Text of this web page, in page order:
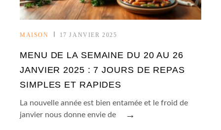
MAISON 17 JANVIER 2025
MENU DE LA SEMAINE DU 20 AU 26
JANVIER 2025 : 7 JOURS DE REPAS
SIMPLES ET RAPIDES
La nouvelle année est bien entamée et le froid de
janvier nous donne envie de
→